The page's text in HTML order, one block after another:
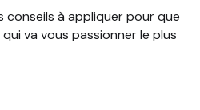
conseils à appliquer pour que
va vous passionner le plus